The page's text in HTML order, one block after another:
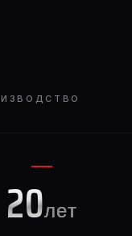
20лет